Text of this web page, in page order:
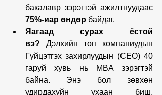
75%-иар өндөр байдаг.
Яагаад сурах ёстой
вэ? Дэлхийн топ компаниудын
Гүйцэтгэх захирлуудын (CEO) 40
гаруй хувь нь MBA зэрэгтэй
байна. Энэ бол зөвхөн
удирдахуйн ухаан биш,